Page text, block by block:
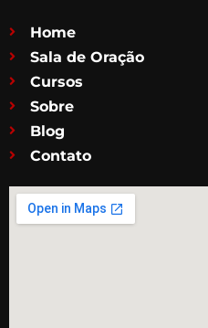
Home
Sala de Oração
Cursos
Sobre
Blog
Contato